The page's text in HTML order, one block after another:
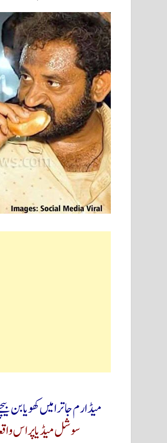
میڈارم جاترا میں کھویا
سوشل میڈیا پراس